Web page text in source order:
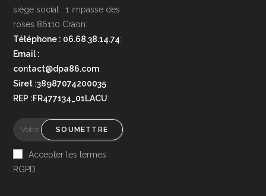
siège social : 1 impasse des
roses 86110 Craon:
Téléphone : 06.68.38.14.74:
Email :
contact@dpa86.com:
Siret :38987074200035:
REP :FR477134_01LACU:
SOUMETTRE
Accepter les termes
RGPD